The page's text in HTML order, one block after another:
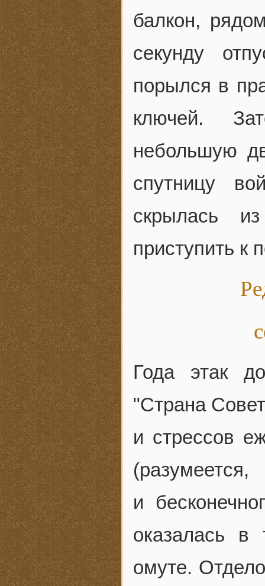
балкон,
секунду
порылся в
ключей.
небольшую
спутницу
скрылась
приступить к
Года этак
"Страна
и стрессов
и
оказалась в
омуте.